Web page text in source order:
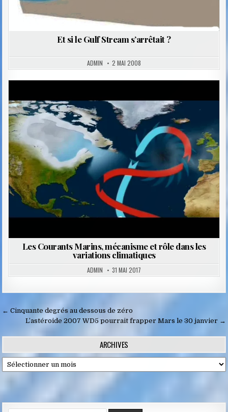
Et si le Gulf Stream s’arrêtait ?
ADMIN 2 MAI 2008
Posted
in
Les Courants Marins, mécanisme et rôle dans les
variations climatiques
ADMIN 31 MAI 2017
Navigation
l’article
← Cinquante degrés au dessous de zéro
L’astéroide 2007 WD5 pourrait frapper Mars le 30 janvier →
ARCHIVES
Archives